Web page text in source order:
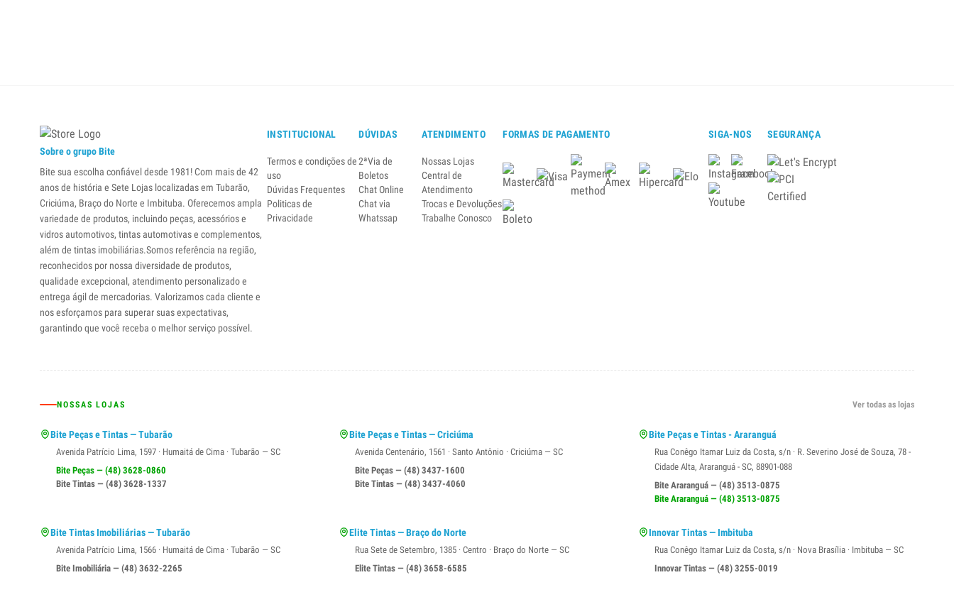
Sobre o grupo Bite
Bite sua escolha confiável desde 1981! Com mais de 42
anos de história e Sete Lojas localizadas em Tubarão,
Criciúma, Braço do Norte e Imbituba. Oferecemos ampla
variedade de produtos, incluindo peças, acessórios e
vidros automotivos, tintas automotivas e complementos,
além de tintas imobiliárias.Somos referência na região,
reconhecidos por nossa diversidade de produtos,
qualidade excepcional, atendimento personalizado e
entrega ágil de mercadorias. Valorizamos cada cliente e
nos esforçamos para superar suas expectativas,
garantindo que você receba o melhor serviço possível.
INSTITUCIONAL
Termos e condições de
uso
Dúvidas Frequentes
Politicas de
Privacidade
DÚVIDAS
2ªVia de
Boletos
Chat Online
Chat via
Whatssap
ATENDIMENTO
Nossas Lojas
Central de
Atendimento
Trocas e Devoluções
Trabalhe Conosco
FORMAS DE PAGAMENTO SIGA-NOS SEGURANÇA
NOSSAS LOJAS Ver todas as lojas
Bite Peças e Tintas — Tubarão
Avenida Patrício Lima, 1597 · Humaitá de Cima · Tubarão — SC
Bite Peças — (48) 3628-0860
Bite Tintas — (48) 3628-1337
Bite Peças e Tintas — Criciúma
Avenida Centenário, 1561 · Santo Antônio · Criciúma — SC
Bite Peças — (48) 3437-1600
Bite Tintas — (48) 3437-4060
Bite Peças e Tintas - Araranguá
Rua Conêgo Itamar Luiz da Costa, s/n · R. Severino José de Souza, 78 -
Cidade Alta, Araranguá - SC, 88901-088
Bite Araranguá — (48) 3513-0875
Bite Araranguá — (48) 3513-0875
Bite Tintas Imobiliárias — Tubarão
Avenida Patrício Lima, 1566 · Humaitá de Cima · Tubarão — SC
Bite Imobiliária — (48) 3632-2265
Elite Tintas — Braço do Norte
Rua Sete de Setembro, 1385 · Centro · Braço do Norte — SC
Elite Tintas — (48) 3658-6585
Innovar Tintas — Imbituba
Rua Conêgo Itamar Luiz da Costa, s/n · Nova Brasília · Imbituba — SC
Innovar Tintas — (48) 3255-0019